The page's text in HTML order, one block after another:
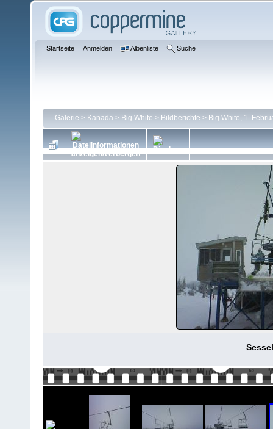
Startseite Anmelden Albenliste Suche
Galerie > Kanada > Big White > Bildberichte > Big White, 1.